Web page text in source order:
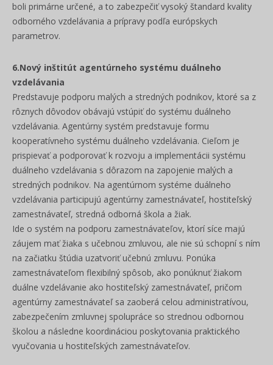
boli primárne určené, a to zabezpečiť vysoký štandard kvality
odborného vzdelávania a prípravy podľa európskych
parametrov.
6.Nový inštitút agentúrneho systému duálneho
vzdelávania
Predstavuje podporu malých a stredných podnikov, ktoré sa z
rôznych dôvodov obávajú vstúpiť do systému duálneho
vzdelávania. Agentúrny systém predstavuje formu
kooperatívneho systému duálneho vzdelávania. Cieľom je
prispievať a podporovať k rozvoju a implementácii systému
duálneho vzdelávania s dôrazom na zapojenie malých a
stredných podnikov. Na agentúrnom systéme duálneho
vzdelávania participujú agentúrny zamestnávateľ, hostiteľský
zamestnávateľ, stredná odborná škola a žiak.
Ide o systém na podporu zamestnávateľov, ktorí síce majú
záujem mať žiaka s učebnou zmluvou, ale nie sú schopní s ním
na začiatku štúdia uzatvoriť učebnú zmluvu. Ponúka
zamestnávateľom flexibilný spôsob, ako ponúknuť žiakom
duálne vzdelávanie ako hostiteľský zamestnávateľ, pričom
agentúrny zamestnávateľ sa zaoberá celou administratívou,
zabezpečením zmluvnej spolupráce so strednou odbornou
školou a následne koordináciou poskytovania praktického
vyučovania u hostiteľských zamestnávateľov.